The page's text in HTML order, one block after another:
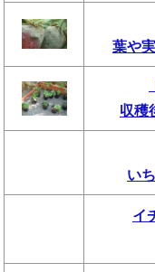
葉や
収穫
い
イ